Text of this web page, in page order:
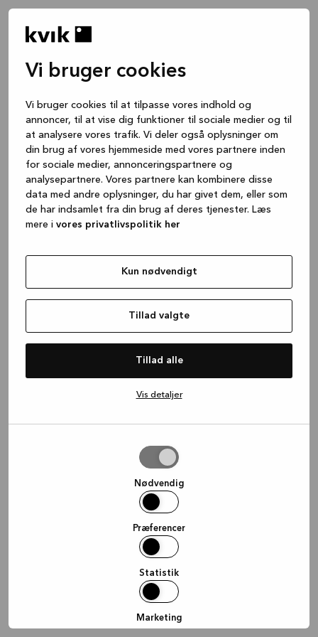
Vi bruger cookies
Vi bruger cookies til at tilpasse vores indhold og
annoncer, til at vise dig funktioner til sociale medier og til
at analysere vores trafik. Vi deler også oplysninger om
din brug af vores hjemmeside med vores partnere inden
for sociale medier, annonceringspartnere og
analysepartnere. Vores partnere kan kombinere disse
data med andre oplysninger, du har givet dem, eller som
de har indsamlet fra din brug af deres tjenester. Læs
mere i vores privatlivspolitik her
Kun nødvendigt
Tillad valgte
Tillad alle
Vis detaljer
Nødvendig
Præferencer
Statistik
Marketing
(see the browser console for more
information).